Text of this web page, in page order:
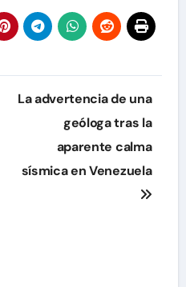
La advertencia de una
geóloga tras la
aparente calma
sísmica en Venezuela